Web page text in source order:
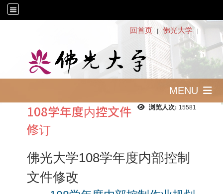
回首页 ｜ 佛光大学 ｜
MENU
浏览人次: 15581
108学年度内控文件
修订
佛光大学108学年度内部控制
文件修改